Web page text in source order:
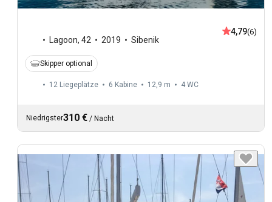
Lagoon, 42 2019 Sibenik
4,79(6)
Skipper optional
12 Liegeplätze 6 Kabine 12,9 m 4 WC
Niedrigster310 € / Nacht